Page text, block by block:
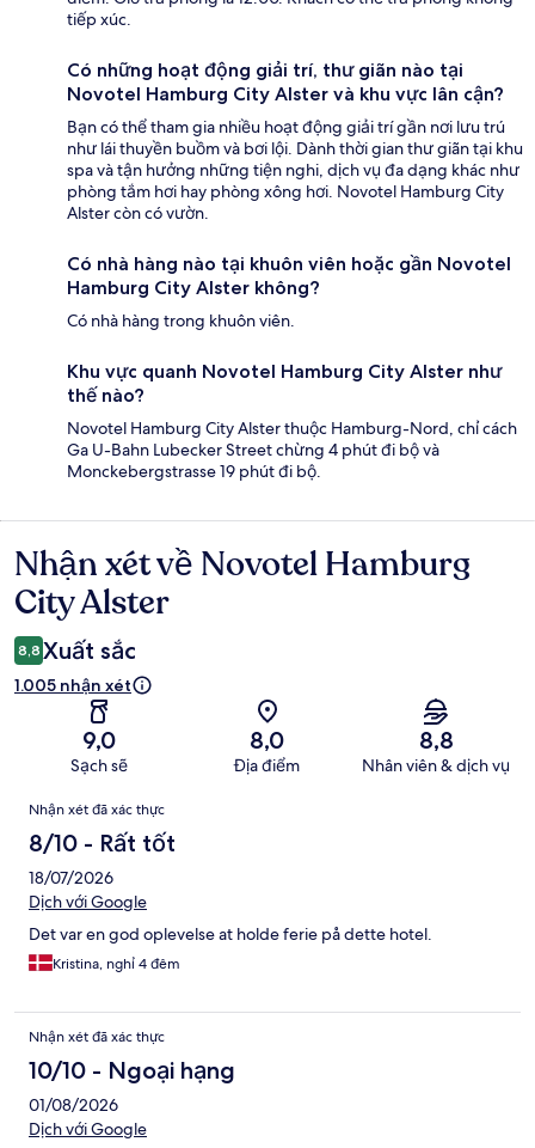
tiếp xúc.
Có những hoạt động giải trí, thư giãn nào tại
Novotel Hamburg City Alster và khu vực lân cận?
Bạn có thể tham gia nhiều hoạt động giải trí gần nơi lưu trú
như lái thuyền buồm và bơi lội. Dành thời gian thư giãn tại khu
spa và tận hưởng những tiện nghi, dịch vụ đa dạng khác như
phòng tắm hơi hay phòng xông hơi. Novotel Hamburg City
Alster còn có vườn.
Có nhà hàng nào tại khuôn viên hoặc gần Novotel
Hamburg City Alster không?
Có nhà hàng trong khuôn viên.
Khu vực quanh Novotel Hamburg City Alster như
thế nào?
Novotel Hamburg City Alster thuộc Hamburg-Nord, chỉ cách
Ga U-Bahn Lubecker Street chừng 4 phút đi bộ và
Monckebergstrasse 19 phút đi bộ.
Nhận
xét
Nhận xét về Novotel Hamburg
City Alster
8,8 Xuất sắc
1.005 nhận xét
9,0
Sạch sẽ
8,0
Địa điểm
8,8
Nhân viên & dịch vụ
Nhận
xét
Nhận xét đã xác thực
8/10 - Rất tốt
18/07/2026
Dịch với Google
Det var en god oplevelse at holde ferie på dette hotel.
Kristina, nghỉ 4 đêm
Nhận xét đã xác thực
10/10 - Ngoại hạng
01/08/2026
Dịch với Google